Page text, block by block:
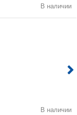
В наличии
В наличии